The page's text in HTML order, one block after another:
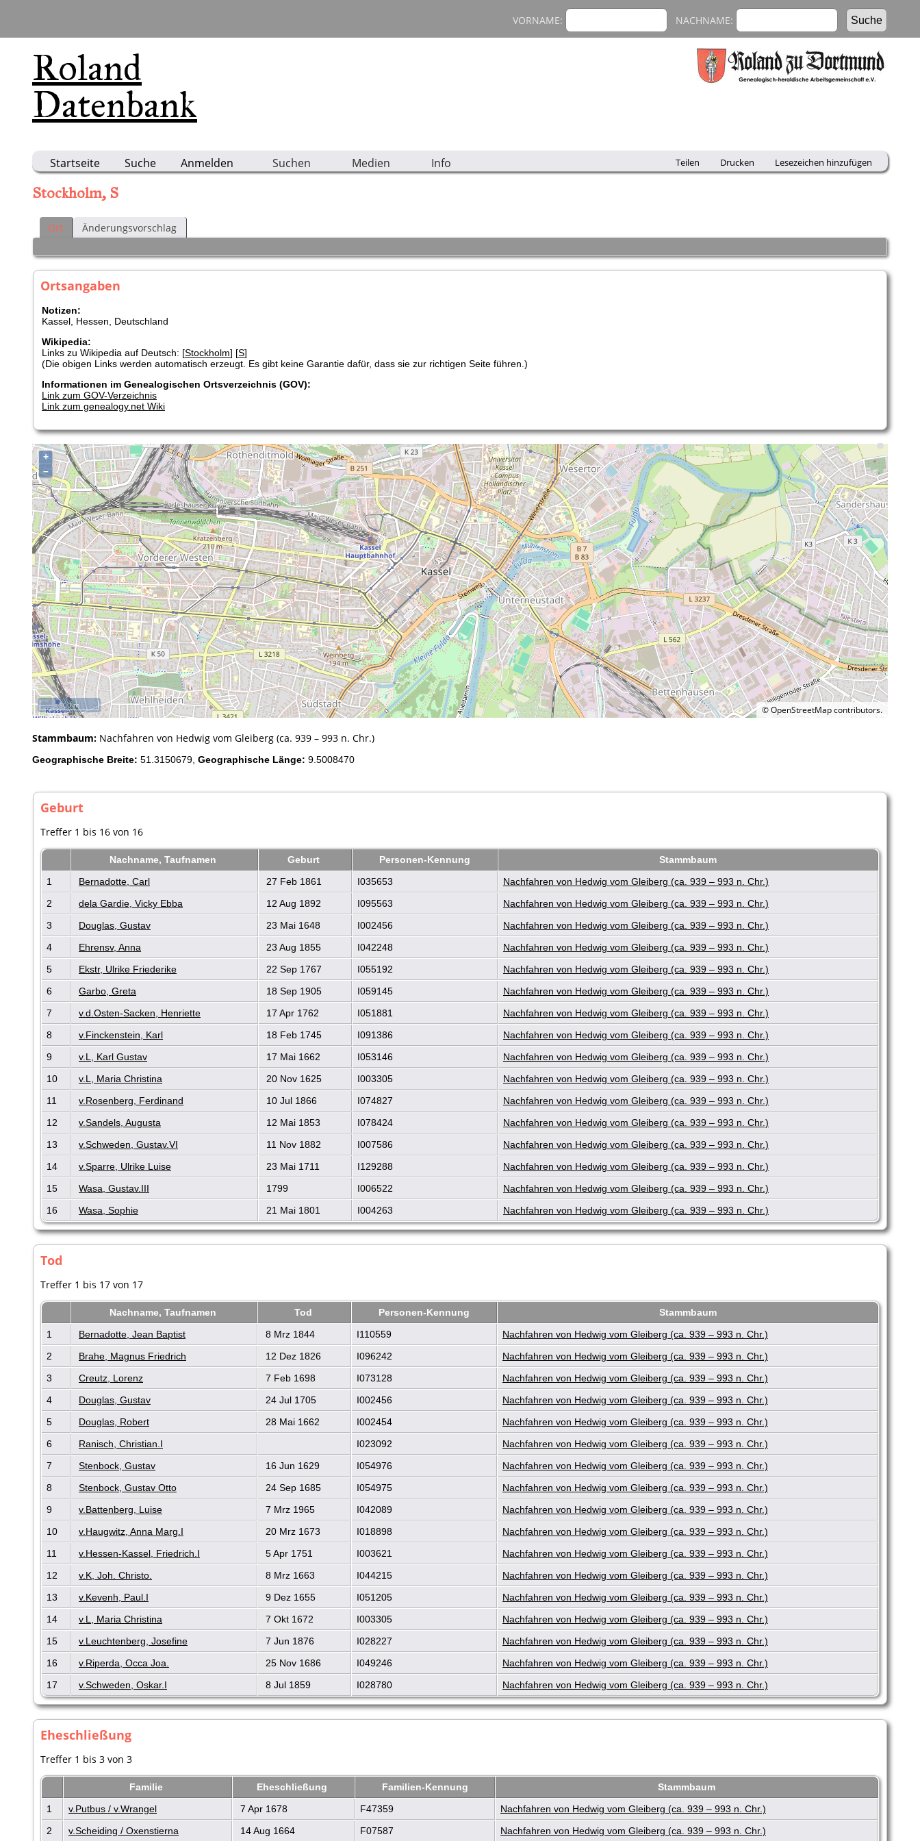
Roland
Datenbank
VORNAME: NACHNAME:
Startseite Suche Anmelden Suchen Medien Info Teilen Drucken Lesezeichen hinzufügen
Stockholm, S
Ort Änderungsvorschlag
Ortsangaben
Notizen:
Kassel, Hessen, Deutschland
Wikipedia:
Links zu Wikipedia auf Deutsch: [Stockholm] [S]
(Die obigen Links werden automatisch erzeugt. Es gibt keine Garantie dafür, dass sie zur richtigen Seite führen.)
Informationen im Genealogischen Ortsverzeichnis (GOV):
Link zum GOV-Verzeichnis
Link zum genealogy.net Wiki
+
–
©OpenStreetMapcontributors.
500 m
Stammbaum: Nachfahren von Hedwig vom Gleiberg (ca. 939 – 993 n. Chr.)
Geographische Breite: 51.3150679, Geographische Länge: 9.5008470
Geburt
Treffer 1 bis 16 von 16
Nachname, Taufnamen Geburt Personen-Kennung
Stammbaum
1
Bernadotte, Carl 27 Feb 1861 I035653
Nachfahren von Hedwig vom Gleiberg (ca. 939 – 993 n. Chr.)
2
dela Gardie, Vicky Ebba 12 Aug 1892 I095563
Nachfahren von Hedwig vom Gleiberg (ca. 939 – 993 n. Chr.)
3
Douglas, Gustav 23 Mai 1648 I002456
Nachfahren von Hedwig vom Gleiberg (ca. 939 – 993 n. Chr.)
4
Ehrensv, Anna 23 Aug 1855 I042248
Nachfahren von Hedwig vom Gleiberg (ca. 939 – 993 n. Chr.)
5
Ekstr, Ulrike Friederike 22 Sep 1767 I055192
Nachfahren von Hedwig vom Gleiberg (ca. 939 – 993 n. Chr.)
6
Garbo, Greta 18 Sep 1905 I059145
Nachfahren von Hedwig vom Gleiberg (ca. 939 – 993 n. Chr.)
7
v.d.Osten-Sacken, Henriette 17 Apr 1762 I051881
Nachfahren von Hedwig vom Gleiberg (ca. 939 – 993 n. Chr.)
8
v.Finckenstein, Karl 18 Feb 1745 I091386
Nachfahren von Hedwig vom Gleiberg (ca. 939 – 993 n. Chr.)
9
v.L, Karl Gustav 17 Mai 1662 I053146
Nachfahren von Hedwig vom Gleiberg (ca. 939 – 993 n. Chr.)
10
v.L, Maria Christina 20 Nov 1625 I003305
Nachfahren von Hedwig vom Gleiberg (ca. 939 – 993 n. Chr.)
11
v.Rosenberg, Ferdinand 10 Jul 1866 I074827
Nachfahren von Hedwig vom Gleiberg (ca. 939 – 993 n. Chr.)
12
v.Sandels, Augusta 12 Mai 1853 I078424
Nachfahren von Hedwig vom Gleiberg (ca. 939 – 993 n. Chr.)
13
v.Schweden, Gustav.VI 11 Nov 1882 I007586
Nachfahren von Hedwig vom Gleiberg (ca. 939 – 993 n. Chr.)
14
v.Sparre, Ulrike Luise 23 Mai 1711 I129288
Nachfahren von Hedwig vom Gleiberg (ca. 939 – 993 n. Chr.)
15
Wasa, Gustav.III 1799 I006522
Nachfahren von Hedwig vom Gleiberg (ca. 939 – 993 n. Chr.)
16
Wasa, Sophie 21 Mai 1801 I004263 Nachfahren von Hedwig vom Gleiberg (ca. 939 – 993 n. Chr.)
Tod
Treffer 1 bis 17 von 17
Nachname, Taufnamen Tod Personen-Kennung
Stammbaum
1
Bernadotte, Jean Baptist 8 Mrz 1844 I110559
Nachfahren von Hedwig vom Gleiberg (ca. 939 – 993 n. Chr.)
2
Brahe, Magnus Friedrich 12 Dez 1826 I096242
Nachfahren von Hedwig vom Gleiberg (ca. 939 – 993 n. Chr.)
3
Creutz, Lorenz 7 Feb 1698 I073128
Nachfahren von Hedwig vom Gleiberg (ca. 939 – 993 n. Chr.)
4
Douglas, Gustav 24 Jul 1705 I002456
Nachfahren von Hedwig vom Gleiberg (ca. 939 – 993 n. Chr.)
5
Douglas, Robert 28 Mai 1662 I002454
Nachfahren von Hedwig vom Gleiberg (ca. 939 – 993 n. Chr.)
6
Ranisch, Christian.I I023092
Nachfahren von Hedwig vom Gleiberg (ca. 939 – 993 n. Chr.)
7
Stenbock, Gustav 16 Jun 1629 I054976
Nachfahren von Hedwig vom Gleiberg (ca. 939 – 993 n. Chr.)
8
Stenbock, Gustav Otto 24 Sep 1685 I054975
Nachfahren von Hedwig vom Gleiberg (ca. 939 – 993 n. Chr.)
9
v.Battenberg, Luise 7 Mrz 1965 I042089
Nachfahren von Hedwig vom Gleiberg (ca. 939 – 993 n. Chr.)
10
v.Haugwitz, Anna Marg.I 20 Mrz 1673 I018898
Nachfahren von Hedwig vom Gleiberg (ca. 939 – 993 n. Chr.)
11
v.Hessen-Kassel, Friedrich.I 5 Apr 1751 I003621
Nachfahren von Hedwig vom Gleiberg (ca. 939 – 993 n. Chr.)
12
v.K, Joh. Christo. 8 Mrz 1663 I044215
Nachfahren von Hedwig vom Gleiberg (ca. 939 – 993 n. Chr.)
13
v.Kevenh, Paul.I 9 Dez 1655 I051205
Nachfahren von Hedwig vom Gleiberg (ca. 939 – 993 n. Chr.)
14
v.L, Maria Christina 7 Okt 1672 I003305
Nachfahren von Hedwig vom Gleiberg (ca. 939 – 993 n. Chr.)
15
v.Leuchtenberg, Josefine 7 Jun 1876 I028227
Nachfahren von Hedwig vom Gleiberg (ca. 939 – 993 n. Chr.)
16
v.Riperda, Occa Joa. 25 Nov 1686 I049246
Nachfahren von Hedwig vom Gleiberg (ca. 939 – 993 n. Chr.)
17
v.Schweden, Oskar.I 8 Jul 1859 I028780 Nachfahren von Hedwig vom Gleiberg (ca. 939 – 993 n. Chr.)
Eheschließung
Treffer 1 bis 3 von 3
Familie Eheschließung Familien-Kennung
Stammbaum
1
v.Putbus / v.Wrangel 7 Apr 1678 F47359
Nachfahren von Hedwig vom Gleiberg (ca. 939 – 993 n. Chr.)
2
v.Scheiding / Oxenstierna 14 Aug 1664 F07587 Nachfahren von Hedwig vom Gleiberg (ca. 939 – 993 n. Chr.)